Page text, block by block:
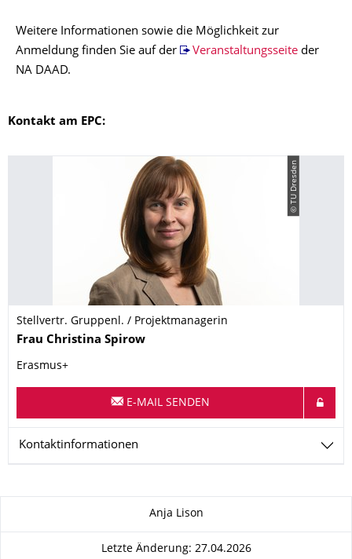
Weitere Informationen sowie die Möglichkeit zur
Anmeldung finden Sie auf der
Veranstaltungsseiteder
NA DAAD.
Kontakt am EPC:
© TU Dresden
Stellvertr. Gruppenl. / Projektmanagerin
Name
Frau Christina Spirow
Erasmus+
E-MAIL SENDEN
Kontaktinformationen
Anja Lison
Letzte Änderung: 27.04.2026